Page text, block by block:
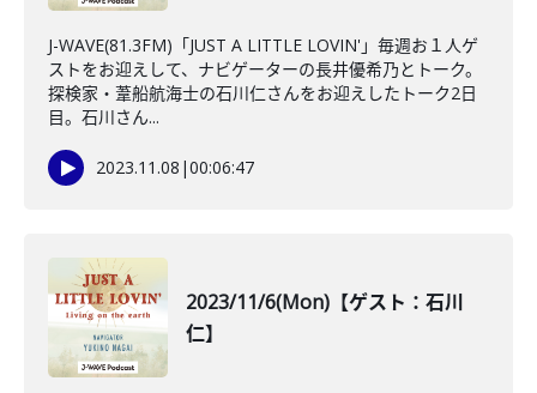
J-WAVE(81.3FM)「JUST A LITTLE LOVIN'」毎週お１人ゲ
ストをお迎えして、ナビゲーターの長井優希乃とトーク。
探検家・葦船航海士の石川仁さんをお迎えしたトーク2日
目。石川さん...
2023.11.08 |00:06:47
2023/11/6(Mon)【ゲスト：石川
仁】